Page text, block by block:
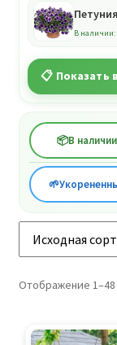
Петуния
В наличии:
📋 Показать
📦В
🌱
Отображение 1–48